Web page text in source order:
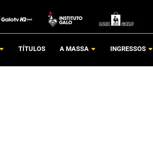
TÍTULOS A MASSA INGRESSOS